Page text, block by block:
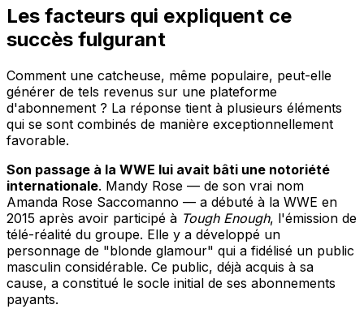
Les facteurs qui expliquent ce
succès fulgurant
Comment une catcheuse, même populaire, peut-elle
générer de tels revenus sur une plateforme
d'abonnement ? La réponse tient à plusieurs éléments
qui se sont combinés de manière exceptionnellement
favorable.
Son passage à la WWE lui avait bâti une notoriété
internationale. Mandy Rose — de son vrai nom
Amanda Rose Saccomanno — a débuté à la WWE en
2015 après avoir participé à Tough Enough, l'émission de
télé-réalité du groupe. Elle y a développé un
personnage de "blonde glamour" qui a fidélisé un public
masculin considérable. Ce public, déjà acquis à sa
cause, a constitué le socle initial de ses abonnements
payants.